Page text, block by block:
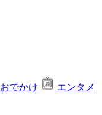
おでかけ
エンタメ